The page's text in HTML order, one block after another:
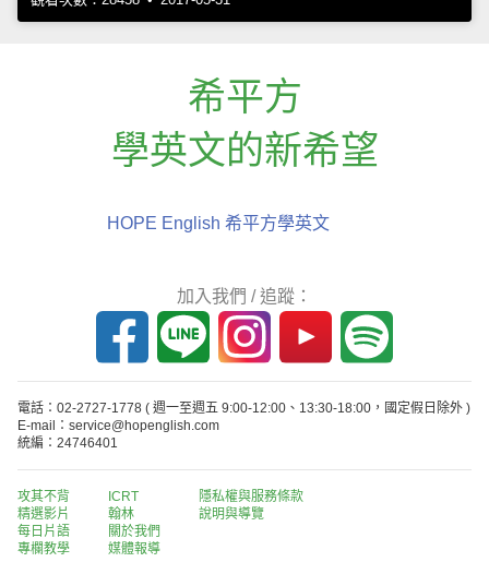
希平方
學英文的新希望
HOPE English 希平方學英文
加入我們 / 追蹤：
電話：02-2727-1778 ( 週一至週五 9:00-12:00、13:30-18:00，國定假日除外 )
E-mail：service@hopenglish.com
統編：24746401
攻其不背
精選影片
每日片語
專欄教學
ICRT
翰林
關於我們
媒體報導
隱私權與服務條款
說明與導覽